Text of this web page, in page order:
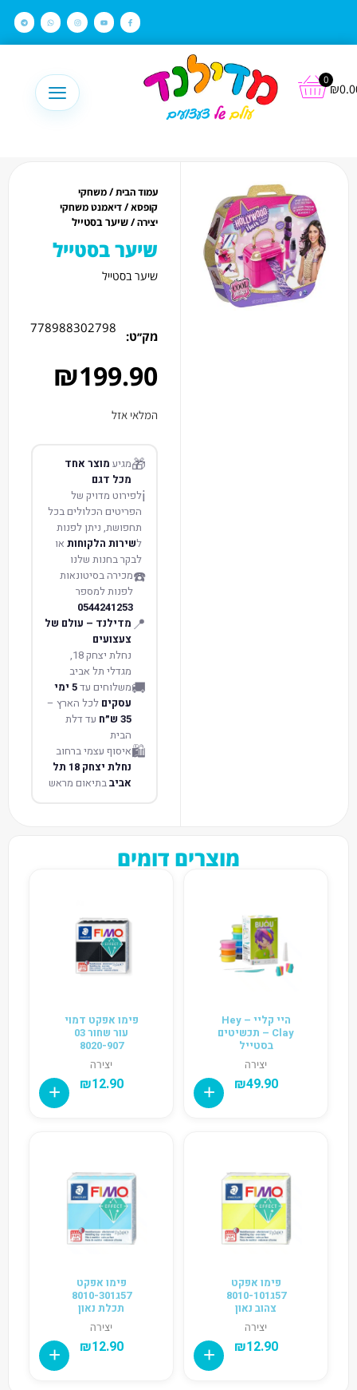
₪
0
עמוד הבית/משחקי
קופסא/דיאמנט משחקי
יצירה/ שיער בסטייל
שיער בסטייל
שיער בסטייל
מק׳׳ט:
778988302798
₪199.90
המלאי אזל
🎁מגיע מוצר אחד
מכל דגם
ℹ️לפירוט מדויק של
הפריטים הכלולים בכל
תחפושת, ניתן לפנות
לשירות הלקוחות או
לבקר בחנות שלנו
☎️מכירה בסיטונאות
לפנות למספר
0544241253
📍 מדילנד – עולם של
צעצועים
נחלת יצחק 18,
מגדלי תל אביב
🚚משלוחים עד 5 ימי
עסקים לכל הארץ –
35 ש״ח
עד דלת
הבית
🛍️איסוף עצמי ברחוב
נחלת יצחק 18 תל
אביבבתיאום מראש
מוצרים דומים
היי קליי – Hey
Clay – תכשיטים
בסטייל
יצירה
₪49.90
פימו אפקט דמוי
עור שחור 03
8020-907
יצירה
₪12.90
פימו אפקט
57ג8010-101
צהוב נאון
יצירה
₪12.90
פימו אפקט
57ג8010-301
תכלת נאון
יצירה
₪12.90